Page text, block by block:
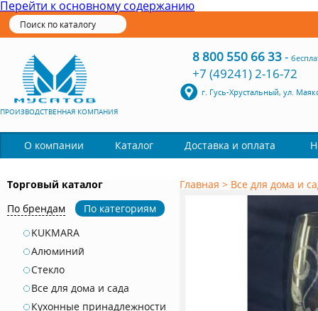
Перейти к основному содержанию
ПРОИЗВОДСТВЕННАЯ КОМПАНИЯ
8 800 550 66 33-
+7 (49241) 2-16-72
г. Гусь-Хрустальный, ул.
О компании Каталог Доставка и оплата
Торговый каталог
По брендам
По категориям
KUKMARA
Алюминий
Стекло
Все для дома и сада
Кухонные принадлежности
Главная > Все для дома и